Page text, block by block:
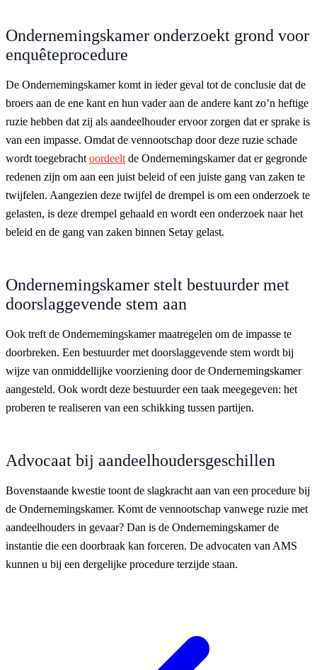
Ondernemingskamer onderzoekt grond voor
enquêteprocedure
De Ondernemingskamer komt in ieder geval tot de conclusie dat de
broers aan de ene kant en hun vader aan de andere kant zo’n heftige
ruzie hebben dat zij als aandeelhouder ervoor zorgen dat er sprake is
van een impasse. Omdat de vennootschap door deze ruzie schade
wordt toegebracht oordeelt de Ondernemingskamer dat er gegronde
redenen zijn om aan een juist beleid of een juiste gang van zaken te
twijfelen. Aangezien deze twijfel de drempel is om een onderzoek te
gelasten, is deze drempel gehaald en wordt een onderzoek naar het
beleid en de gang van zaken binnen Setay gelast.
Ondernemingskamer stelt bestuurder met
doorslaggevende stem aan
Ook treft de Ondernemingskamer maatregelen om de impasse te
doorbreken. Een bestuurder met doorslaggevende stem wordt bij
wijze van onmiddellijke voorziening door de Ondernemingskamer
aangesteld. Ook wordt deze bestuurder een taak meegegeven: het
proberen te realiseren van een schikking tussen partijen.
Advocaat bij aandeelhoudersgeschillen
Bovenstaande kwestie toont de slagkracht aan van een procedure bij
de Ondernemingskamer. Komt de vennootschap vanwege ruzie met
aandeelhouders in gevaar? Dan is de Ondernemingskamer de
instantie die een doorbraak kan forceren. De advocaten van AMS
kunnen u bij een dergelijke procedure terzijde staan.